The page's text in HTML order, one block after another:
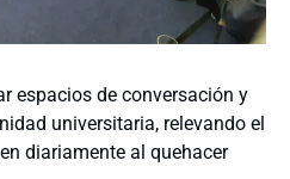
espacios de conversación y
universitaria, relevando el
diariamente al quehacer